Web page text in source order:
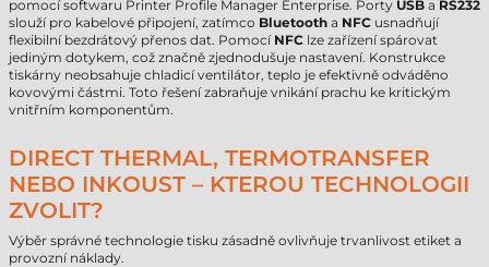
pomocí softwaru Printer Profile Manager Enterprise. Porty USB a RS232
slouží pro kabelové připojení, zatímco Bluetooth a NFC usnadňují
flexibilní bezdrátový přenos dat. Pomocí NFC lze zařízení spárovat
jediným dotykem, což značně zjednodušuje nastavení. Konstrukce
tiskárny neobsahuje chladicí ventilátor, teplo je efektivně odváděno
kovovými částmi. Toto řešení zabraňuje vnikání prachu ke kritickým
vnitřním komponentům.
DIRECT THERMAL, TERMOTRANSFER
NEBO INKOUST – KTEROU TECHNOLOGII
ZVOLIT?
Výběr správné technologie tisku zásadně ovlivňuje trvanlivost etiket a
provozní náklady.